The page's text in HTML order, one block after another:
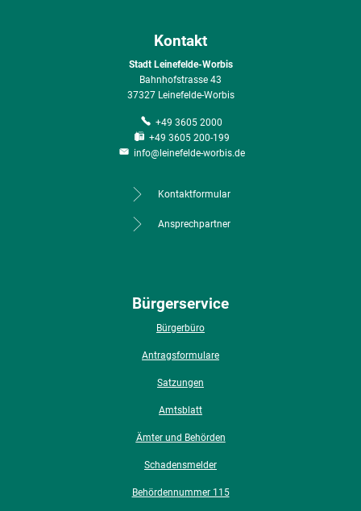
Kontakt
Stadt Leinefelde-Worbis
Bahnhofstrasse 43
37327 Leinefelde-Worbis
+49 3605 2000
+49 3605 200-199
info@leinefelde-worbis.de
Kontaktformular
Ansprechpartner
Bürgerservice
Bürgerbüro
Antragsformulare
Satzungen
Amtsblatt
Ämter und Behörden
Schadensmelder
Behördennummer 115